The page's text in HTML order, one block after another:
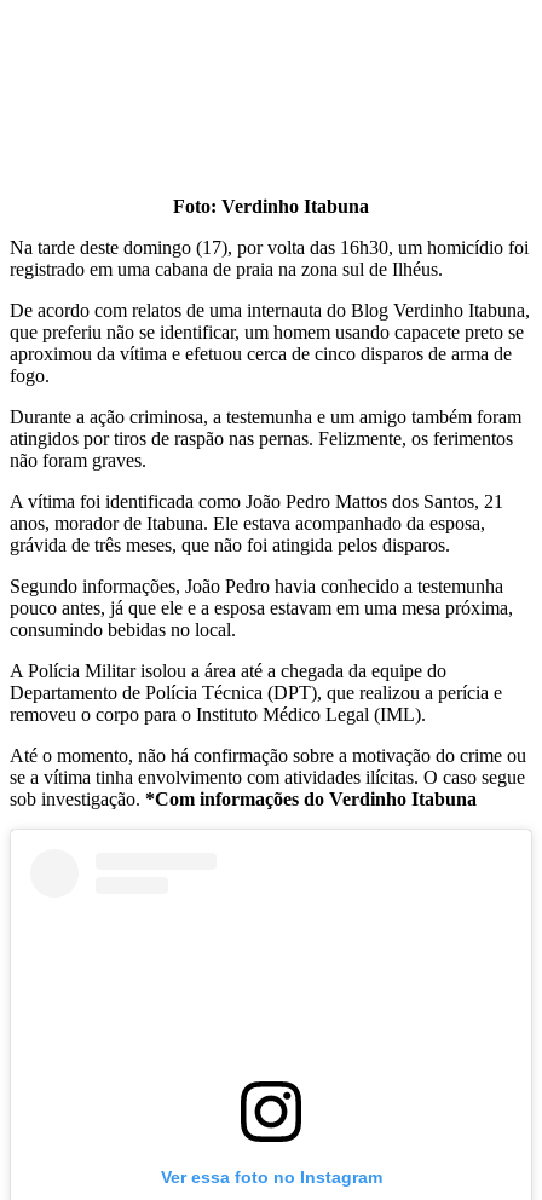
Foto: Verdinho Itabuna
Na tarde deste domingo (17), por volta das 16h30, um homicídio foi
registrado em uma cabana de praia na zona sul de Ilhéus.
De acordo com relatos de uma internauta do Blog Verdinho Itabuna,
que preferiu não se identificar, um homem usando capacete preto se
aproximou da vítima e efetuou cerca de cinco disparos de arma de
fogo.
Durante a ação criminosa, a testemunha e um amigo também foram
atingidos por tiros de raspão nas pernas. Felizmente, os ferimentos
não foram graves.
A vítima foi identificada como João Pedro Mattos dos Santos, 21
anos, morador de Itabuna. Ele estava acompanhado da esposa,
grávida de três meses, que não foi atingida pelos disparos.
Segundo informações, João Pedro havia conhecido a testemunha
pouco antes, já que ele e a esposa estavam em uma mesa próxima,
consumindo bebidas no local.
A Polícia Militar isolou a área até a chegada da equipe do
Departamento de Polícia Técnica (DPT), que realizou a perícia e
removeu o corpo para o Instituto Médico Legal (IML).
Até o momento, não há confirmação sobre a motivação do crime ou
se a vítima tinha envolvimento com atividades ilícitas. O caso segue
sob investigação. *Com informações do Verdinho Itabuna
Ver essa foto no Instagram